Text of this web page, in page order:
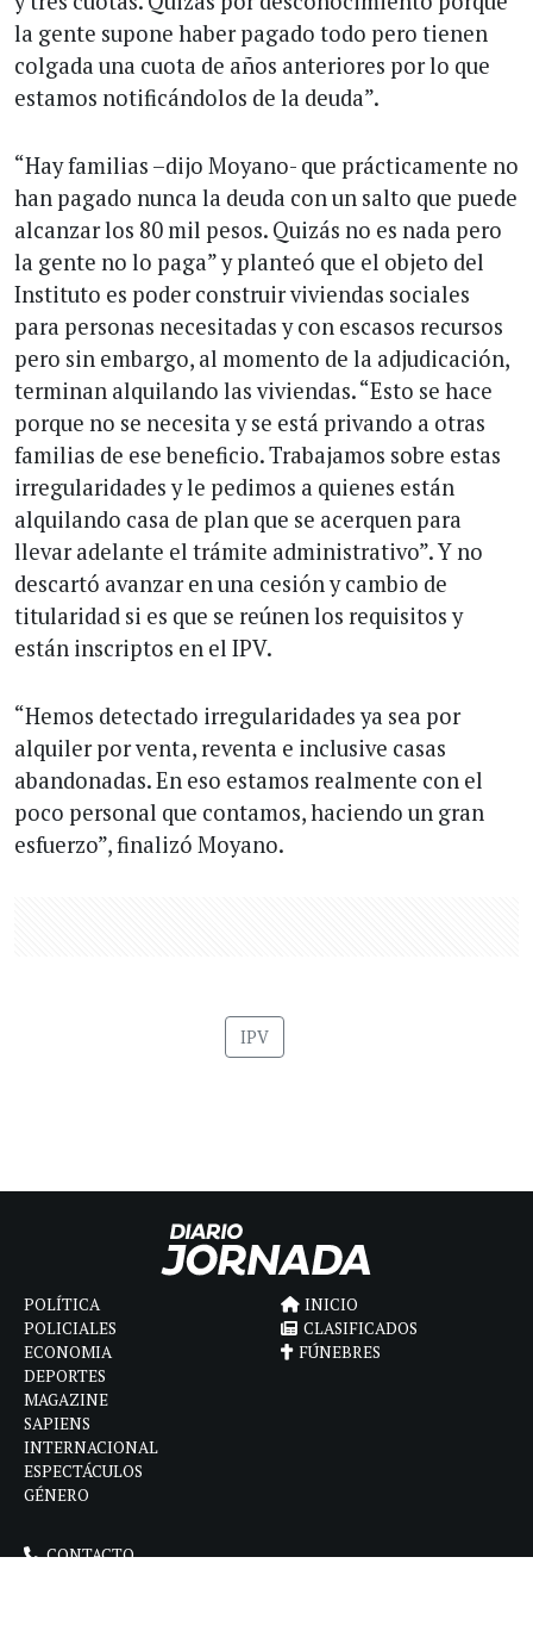
la gente supone haber pagado todo pero tienen
colgada una cuota de años anteriores por lo que
estamos notificándolos de la deuda”.
“Hay familias –dijo Moyano- que prácticamente no
han pagado nunca la deuda con un salto que puede
alcanzar los 80 mil pesos. Quizás no es nada pero
la gente no lo paga” y planteó que el objeto del
Instituto es poder construir viviendas sociales
para personas necesitadas y con escasos recursos
pero sin embargo, al momento de la adjudicación,
terminan alquilando las viviendas. “Esto se hace
porque no se necesita y se está privando a otras
familias de ese beneficio. Trabajamos sobre estas
irregularidades y le pedimos a quienes están
alquilando casa de plan que se acerquen para
llevar adelante el trámite administrativo”. Y no
descartó avanzar en una cesión y cambio de
titularidad si es que se reúnen los requisitos y
están inscriptos en el IPV.
“Hemos detectado irregularidades ya sea por
alquiler por venta, reventa e inclusive casas
abandonadas. En eso estamos realmente con el
poco personal que contamos, haciendo un gran
esfuerzo”, finalizó Moyano.
IPV
POLÍTICA
POLICIALES
ECONOMIA
DEPORTES
MAGAZINE
SAPIENS
INTERNACIONAL
ESPECTÁCULOS
GÉNERO
INICIO
CLASIFICADOS
FÚNEBRES
CONTACTO